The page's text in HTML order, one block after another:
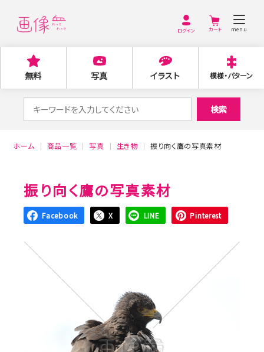
ログイン menu
無料 写真 イラスト 模様・パターン
索
検索
ホーム 商品一覧 写真 生き物 振り向く鷹の写真素材
振り向く鷹の写真素材
Facebook X LINE Pinterest